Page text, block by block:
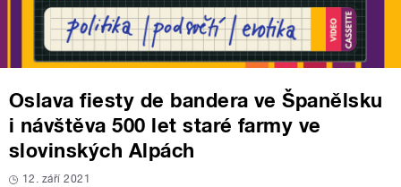
Oslava fiesty de bandera ve Španělsku
i návštěva 500 let staré farmy ve
slovinských Alpách
12. září 2021